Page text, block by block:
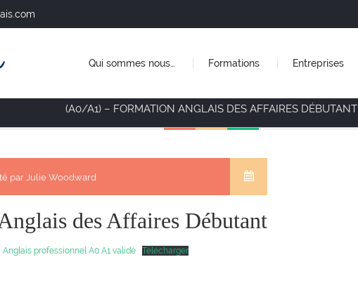
Qui sommes nous… Formations Entreprises
(A0/A1) – FORMATION ANGLAIS DES AFFAIRES DÉBUTANT
par Julie Woodward
des Affaires Débutant
professionnel A0 A1 validé Télécharger